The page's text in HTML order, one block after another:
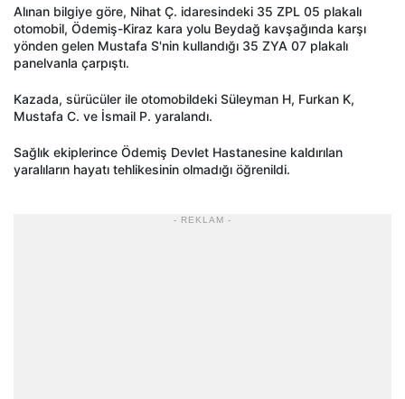
Alınan bilgiye göre, Nihat Ç. idaresindeki 35 ZPL 05 plakalı
otomobil, Ödemiş-Kiraz kara yolu Beydağ kavşağında karşı
yönden gelen Mustafa S'nin kullandığı 35 ZYA 07 plakalı
panelvanla çarpıştı.
Kazada, sürücüler ile otomobildeki Süleyman H, Furkan K,
Mustafa C. ve İsmail P. yaralandı.
Sağlık ekiplerince Ödemiş Devlet Hastanesine kaldırılan
yaralıların hayatı tehlikesinin olmadığı öğrenildi.
- REKLAM -